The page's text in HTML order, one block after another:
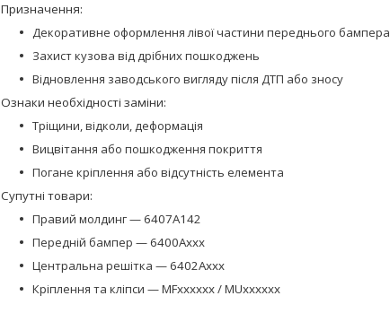
Призначення:
Декоративне оформлення лівої частини переднього бампера
Захист кузова від дрібних пошкоджень
Відновлення заводського вигляду після ДТП або зносу
Ознаки необхідності заміни:
Тріщини, відколи, деформація
Вицвітання або пошкодження покриття
Погане кріплення або відсутність елемента
Супутні товари:
Правий молдинг — 6407A142
Передній бампер — 6400Axxx
Центральна решітка — 6402Axxx
Кріплення та кліпси —MFxxxxxx / MUxxxxxx